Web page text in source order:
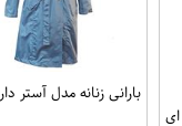
بارانی زنانه مدل آستر دار